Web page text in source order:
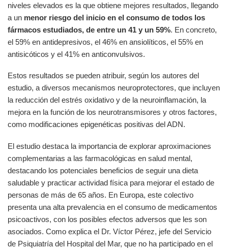
niveles elevados es la que obtiene mejores resultados, llegando
a un menor riesgo del inicio en el consumo de todos los
fármacos estudiados, de entre un 41 y un 59%. En concreto,
el 59% en antidepresivos, el 46% en ansiolíticos, el 55% en
antisicóticos y el 41% en anticonvulsivos.
Estos resultados se pueden atribuir, según los autores del
estudio, a diversos mecanismos neuroprotectores, que incluyen
la reducción del estrés oxidativo y de la neuroinflamación, la
mejora en la función de los neurotransmisores y otros factores,
como modificaciones epigenéticas positivas del ADN.
El estudio destaca la importancia de explorar aproximaciones
complementarias a las farmacológicas en salud mental,
destacando los potenciales beneficios de seguir una dieta
saludable y practicar actividad física para mejorar el estado de
personas de más de 65 años. En Europa, este colectivo
presenta una alta prevalencia en el consumo de medicamentos
psicoactivos, con los posibles efectos adversos que les son
asociados. Como explica el Dr. Víctor Pérez, jefe del Servicio
de Psiquiatría del Hospital del Mar, que no ha participado en el